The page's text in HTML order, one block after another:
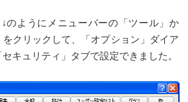
のようにメニューバーの「ツール」か
をクリックして、「オプション」ダイア
キュリティ」タブで設定できました。